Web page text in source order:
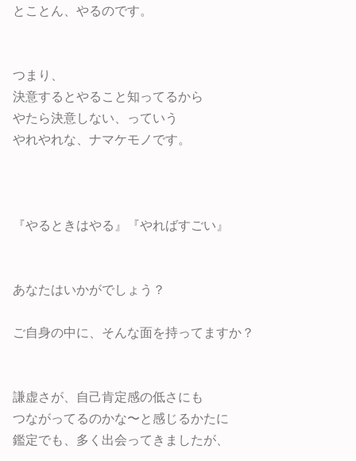
とことん、やるのです。
つまり、
決意するとやること知ってるから
やたら決意しない、っていう
やれやれな、ナマケモノです。
『やるときはやる』『やればすごい』
あなたはいかがでしょう？
ご自身の中に、そんな面を持ってますか？
謙虚さが、自己肯定感の低さにも
つながってるのかな〜と感じるかたに
鑑定でも、多く出会ってきましたが、